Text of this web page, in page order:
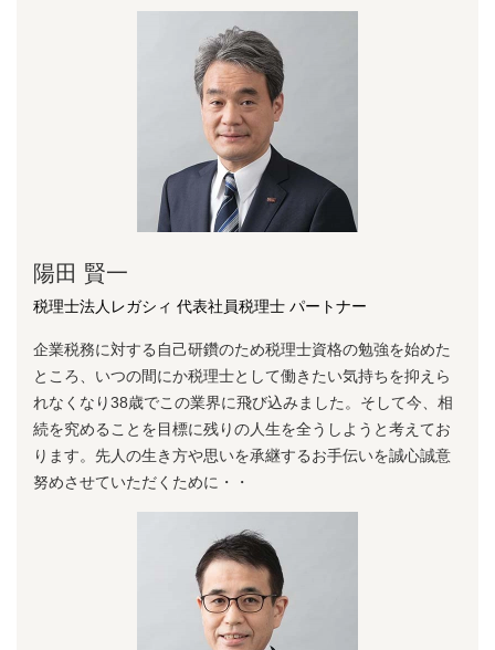
陽⽥ 賢⼀
税理士法人レガシィ 代表社員税理士 パートナー
企業税務に対する⾃⼰研鑽のため税理⼠資格の勉強を始めた
ところ、いつの間にか税理⼠として働きたい気持ちを抑えら
れなくなり38歳でこの業界に⾶び込みました。そして今、相
続を究めることを⽬標に残りの⼈⽣を全うしようと考えてお
ります。先⼈の⽣き⽅や思いを承継するお⼿伝いを誠⼼誠意
努めさせていただくために・・